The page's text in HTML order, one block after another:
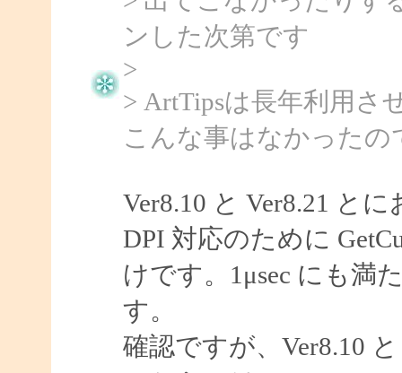
ンした次第です
>
> ArtTipsは長年利用さ
こんな事はなかった
Ver8.10 と Ver8.21 と
DPI 対応のために
けです。1μsec にも満
す。
確認ですが、Ver8.10